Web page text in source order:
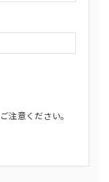
注意ください。